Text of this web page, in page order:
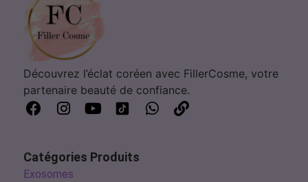
Découvrez l’éclat coréen avec FillerCosme, votre
partenaire beauté de confiance.
Catégories Produits
Exosomes